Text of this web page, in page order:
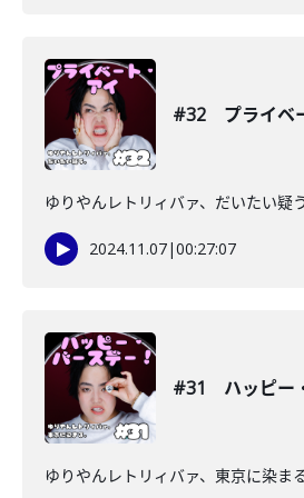
#32 プライベ
ゆりやんレトリィバァ、だいたい疑う
2024.11.07|00:27:07
#31 ハッピー
ゆりやんレトリィバァ、東京に染まる